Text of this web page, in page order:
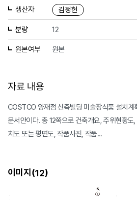
생산자 김정헌
분량 12
원본여부 원본
자료 내용
COSTCO 양재점 신축빌딩 미술장식품 설치계
문서안이다. 총 12쪽으로 건축개요, 주위현황도
치도 또는 평면도, 작품사진, 작품...
이미지(12)